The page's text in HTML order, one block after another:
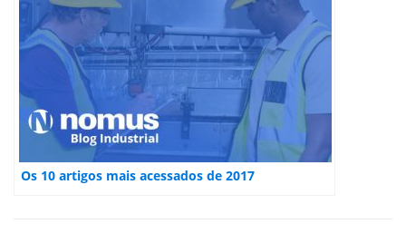
Os 10 artigos mais acessados de 2017